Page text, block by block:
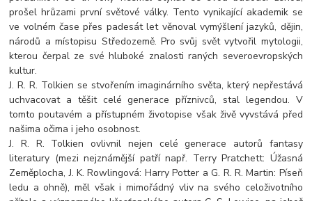
prošel hrůzami první světové války. Tento vynikající akademik se
ve volném čase přes padesát let věnoval vymýšlení jazyků, dějin,
národů a místopisu Středozemě. Pro svůj svět vytvořil mytologii,
kterou čerpal ze své hluboké znalosti raných severoevropských
kultur.
J. R. R. Tolkien se stvořením imaginárního světa, který nepřestává
uchvacovat a těšit celé generace příznivců, stal legendou. V
tomto poutavém a přístupném životopise však živě vyvstává před
našima očima i jeho osobnost.
J. R. R. Tolkien ovlivnil nejen celé generace autorů fantasy
literatury (mezi nejznámější patří např. Terry Pratchett: Úžasná
Zeměplocha, J. K. Rowlingová: Harry Potter a G. R. R. Martin: Píseň
ledu a ohně), měl však i mimořádný vliv na svého celoživotního